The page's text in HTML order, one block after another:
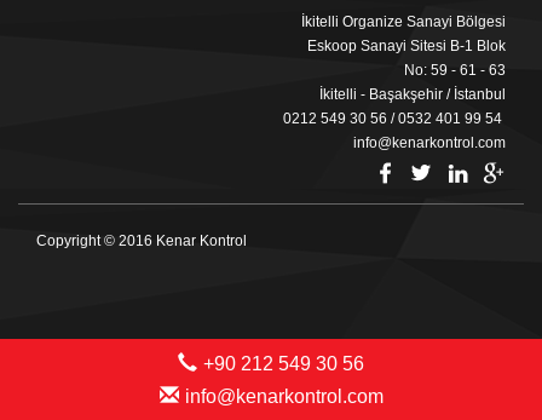
+90 212 549 30 56
info@kenarkontrol.com
İkitelli Organize Sanayi Bölgesi
Eskoop Sanayi Sitesi B-1 Blok
No: 59 - 61 - 63
İkitelli - Başakşehir / İstanbul
0212 549 30 56 / 0532 401 99 54
info@kenarkontrol.com
Copyright © 2016 Kenar Kontrol